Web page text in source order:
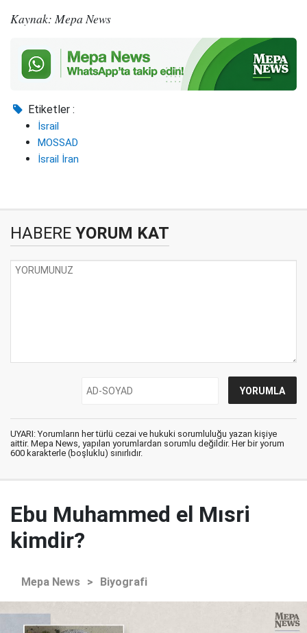
Kaynak: Mepa News
Etiketler :
İsrail
MOSSAD
İsrail İran
HABERE YORUM KAT
UYARI: Yorumların her türlü cezai ve hukuki sorumluluğu yazan kişiye
aittir. Mepa News, yapılan yorumlardan sorumlu değildir. Her bir yorum
600 karakterle (boşluklu) sınırlıdır.
Ebu Muhammed el Mısri
kimdir?
Mepa News > Biyografi